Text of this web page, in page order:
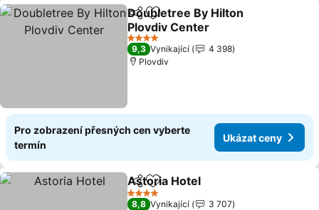
SdíletPřidat na seznam oblíbených
Doubletree By Hilton
Plovdiv Center
4 Počet hvězdiček
9,3 Vynikající
4 398
Plovdiv
Pro zobrazení přesných cen vyberte
termín
Ukázat ceny
SdíletPřidat na seznam oblíbených
Astoria Hotel
4 Počet hvězdiček
8,8 Vynikající
3 707